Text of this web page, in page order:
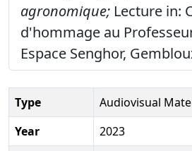
agronomique; Lecture in:
d'hommage au
Espace Senghor,
Type
Audiovisual
Year
2023